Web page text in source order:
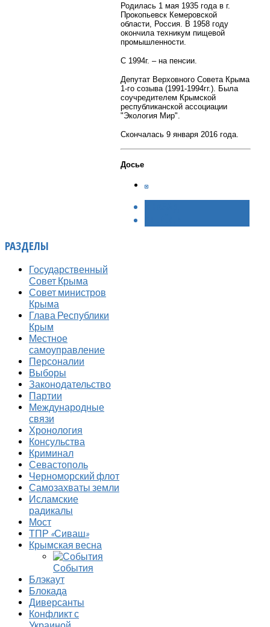
Родилась 1 мая 1935 года в г.
Прокопьевск Кемеровской
области, Россия. В 1958 году
окончила техникум пищевой
промышленности.
С 1994г. – на пенсии.
Депутат Верховного Совета Крыма
1-го созыва (1991-1994гг.). Была
соучредителем Крымской
республиканской ассоциации
"Экология Мир".
Скончалась 9 января 2016 года.
Досье
РАЗДЕЛЫ
Государственный
Совет Крыма
Совет министров
Крыма
Глава Республики
Крым
Местное
самоуправление
Персоналии
Выборы
Законодательство
Партии
Международные
связи
Хронология
Консульства
Криминал
Севастополь
Черноморский флот
Самозахваты земли
Исламские
радикалы
Мост
ТПР «Сиваш»
Крымская весна
События
Блэкаут
Блокада
Диверсанты
Конфликт с